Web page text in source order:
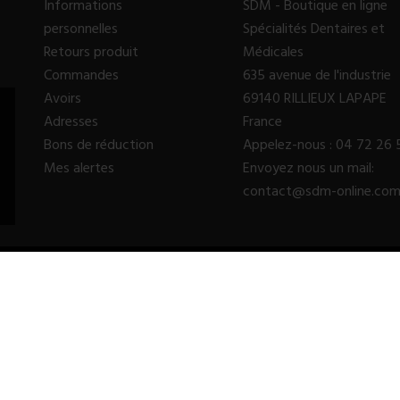
Informations
personnelles
Retours produit
Commandes
Avoirs
Adresses
Bons de réduction
Mes alertes
SDM - Boutique en ligne
Spécialités Dentaires et
Médicales
635 avenue de l'industrie
69140 RILLIEUX LAPAPE
France
Appelez-nous : 04 72 26
Envoyez nous un mail:
contact@sdm-online.com